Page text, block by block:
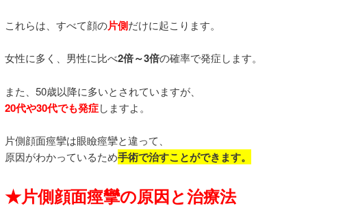
これらは、すべて顔の片側だけに起こります。
女性に多く、男性に比べ2倍～3倍の確率で発症します。
また、50歳以降に多いとされていますが、
20代や30代でも発症しますよ。
片側顔面痙攣は眼瞼痙攣と違って、
原因がわかっているため手術で治すことができます。
★片側顔面痙攣の原因と治療法